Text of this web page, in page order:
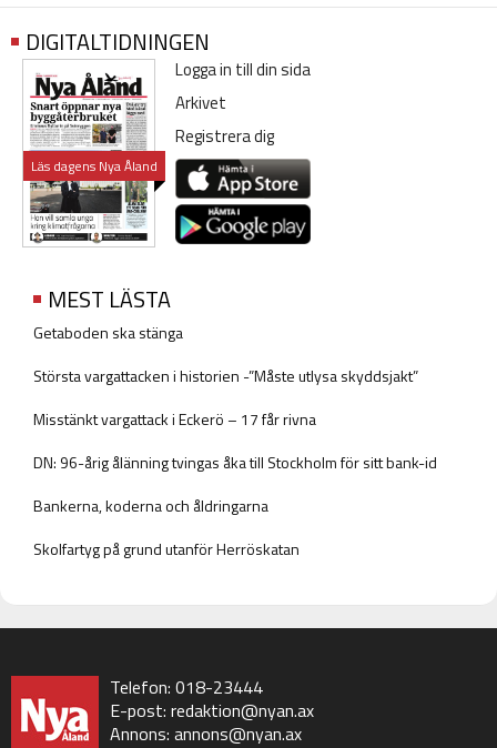
DIGITALTIDNINGEN
Läs dagens Nya Åland
Logga in till din sida
Arkivet
Registrera dig
MEST LÄSTA
Getaboden ska stänga
Största vargattacken i historien -”Måste utlysa skyddsjakt”
Misstänkt vargattack i Eckerö – 17 får rivna
DN: 96-årig ålänning tvingas åka till Stockholm för sitt bank-id
Bankerna, koderna och åldringarna
Skolfartyg på grund utanför Herröskatan
Telefon: 018-23444
E-post: redaktion@nyan.ax
Annons: annons@nyan.ax